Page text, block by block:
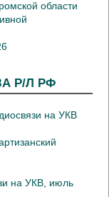
области
Р/Л РФ
на УКВ
на УКВ, июль